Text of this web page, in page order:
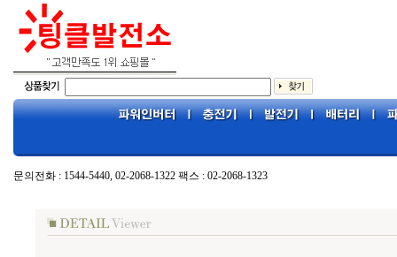
문의전화 : 1544-5440, 02-2068-1322 팩스 : 02-2068-1323